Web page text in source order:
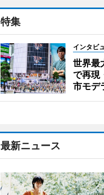
特集
インタビ
世界最
で再
市モデ
最新ニュース